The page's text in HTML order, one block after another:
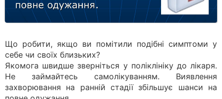
Що робити, якщо ви помітили подібні симптоми у
себе чи своїх близьких?
Якомога швидше зверніться у поліклініку до лікаря.
Не займайтесь самолікуванням. Виявлення
захворювання на ранній стадії збільшує шанси на